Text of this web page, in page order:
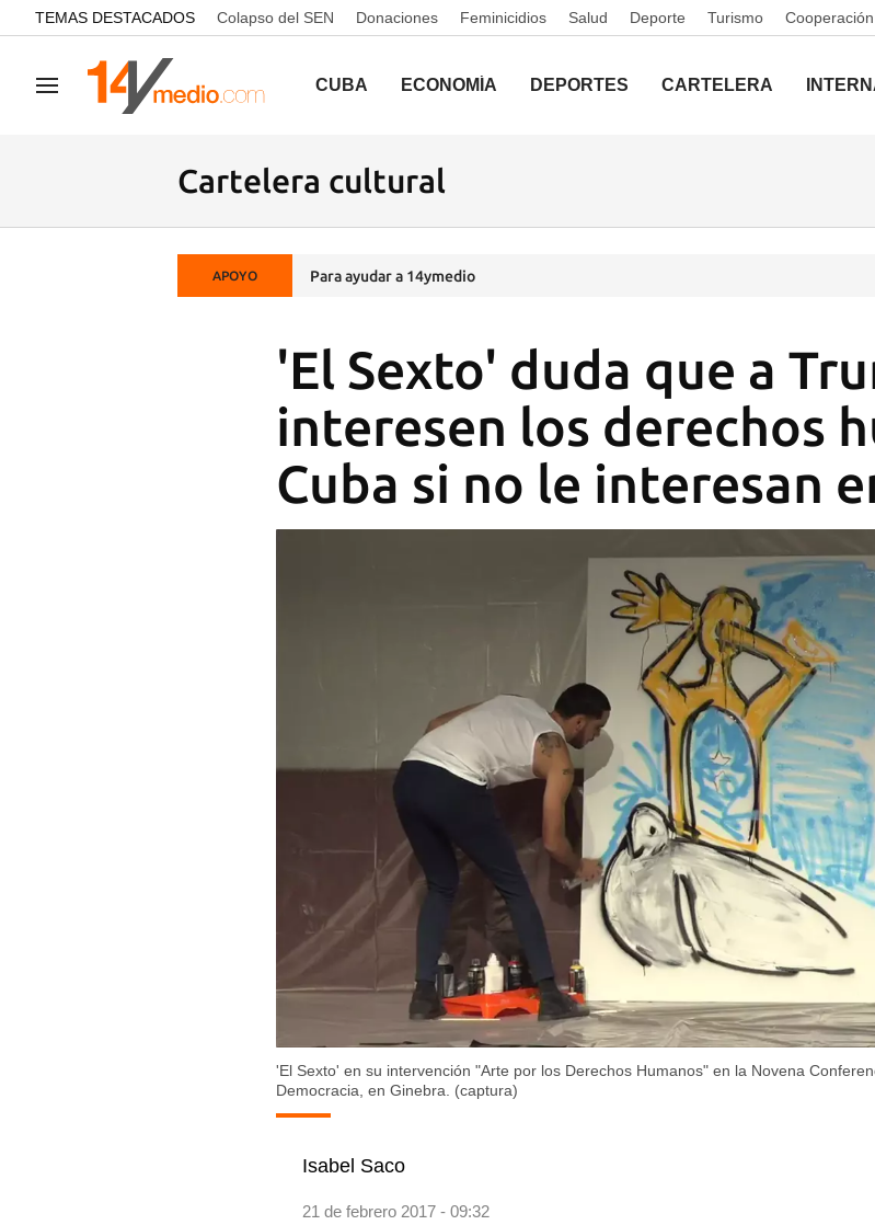
common.go-to-content
TEMAS DESTACADOS Colapso del SEN Donaciones Feminicidios Salud Deporte Turismo Cooperación
Navegación CUBA ECONOMÍA DEPORTES CARTELERA
Cartelera cultural
APOYO Para ayudar a 14ymedio
'El Sexto' duda que a
interesen los derechos
Cuba si no le interesan
'El Sexto' en su intervención "Arte por los Derechos Humanos" en la Novena
Democracia, en Ginebra. (captura)
Isabel Saco
21 de febrero 2017 - 09:32